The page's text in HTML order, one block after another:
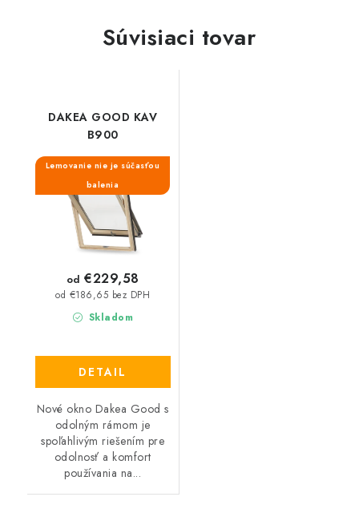
Súvisiaci tovar
DAKEA GOOD KAV
B900
Lemovanie nie je súčasťou
balenia
Skladom
od €186,65 bez DPH
od €229,58
DETAIL
Nové okno Dakea Good s
odolným rámom je
spoľahlivým riešením pre
odolnosť a komfort
používania na...